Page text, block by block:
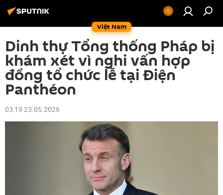
Việt Nam
Dinh thự Tổng thống Pháp bị
khám xét vì nghi vấn hợp
đồng tổ chức lễ tại Điện
Panthéon
03:19 23.05.2026